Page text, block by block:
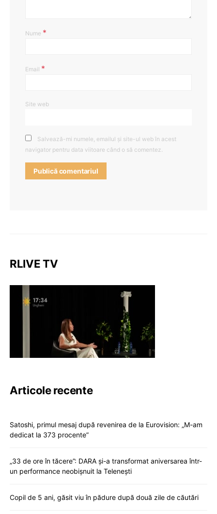
Nume *
Email *
Site web
Salvează-mi numele, emailul și site-ul web în acest
navigator pentru data viitoare când o să comentez.
RLIVE TV
Articole recente
Satoshi, primul mesaj după revenirea de la Eurovision: „M-am
dedicat la 373 procente”
„33 de ore în tăcere”: DARA și-a transformat aniversarea într-
un performance neobișnuit la Telenești
Copil de 5 ani, găsit viu în pădure după două zile de căutări